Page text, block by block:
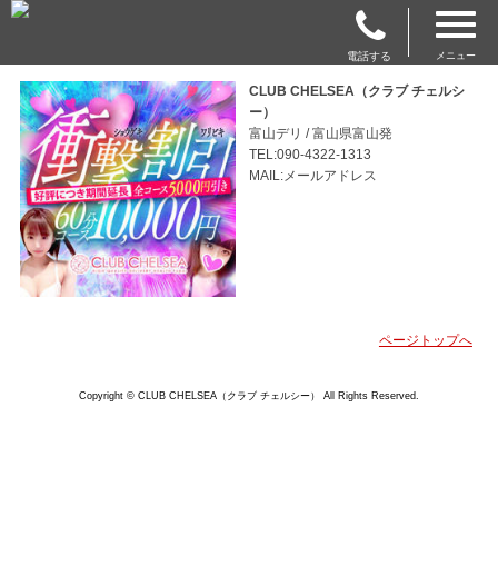
電話する メニュー
CLUB CHELSEA（クラブ チェルシ
ー）
富山デリ / 富山県富山発
TEL:090-4322-1313
MAIL:メールアドレス
ページトップへ
Copyright © CLUB CHELSEA（クラブ チェルシー） All Rights Reserved.